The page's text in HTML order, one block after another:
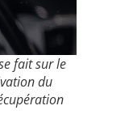
fait sur le
du
ration